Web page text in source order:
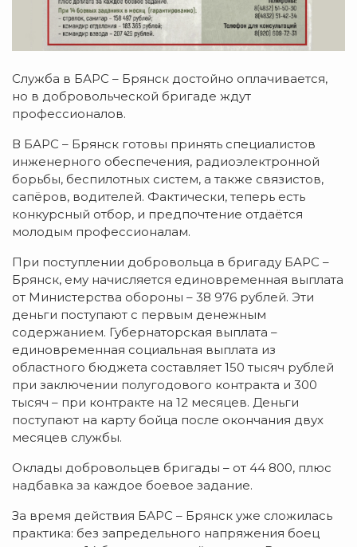
Служба в БАРС – Брянск достойно оплачивается,
но в добровольческой бригаде ждут
профессионалов.
В БАРС – Брянск готовы принять специалистов
инженерного обеспечения, радиоэлектронной
борьбы, беспилотных систем, а также связистов,
сапёров, водителей. Фактически, теперь есть
конкурсный отбор, и предпочтение отдаётся
молодым профессионалам.
При поступлении добровольца в бригаду БАРС –
Брянск, ему начисляется единовременная выплата
от Министерства обороны – 38 976 рублей. Эти
деньги поступают с первым денежным
содержанием. Губернаторская выплата –
единовременная социальная выплата из
областного бюджета составляет 150 тысяч рублей
при заключении полугодового контракта и 300
тысяч – при контракте на 12 месяцев. Деньги
поступают на карту бойца после окончания двух
месяцев службы.
Оклады добровольцев бригады – от 44 800, плюс
надбавка за каждое боевое задание.
За время действия БАРС – Брянск уже сложилась
практика: без запредельного напряжения боец